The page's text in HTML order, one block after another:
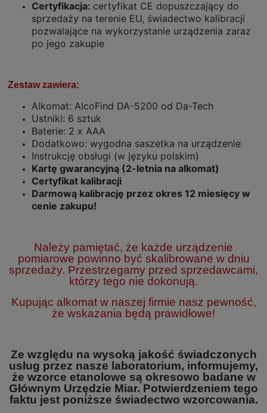
Certyfikacja: certyfikat CE dopuszczający do
sprzedaży na terenie EU, świadectwo kalibracji
pozwalające na wykorzystanie urządzenia zaraz
po jego zakupie
Zestaw zawiera:
Alkomat: AlcoFind DA-5200 od Da-Tech
Ustniki: 6 sztuk
Baterie: 2 x AAA
Dodatkowo: wygodna saszetka na urządzenie
Instrukcję obsługi (w języku polskim)
Kartę gwarancyjną (2-letnia na alkomat)
Certyfikat kalibracji
Darmową kalibrację przez okres 12 miesięcy w
cenie zakupu!
Należy pamiętać, że każde urządzenie
pomiarowe powinno być skalibrowane w dniu
sprzedaży. Przestrzegamy przed sprzedawcami,
którzy tego nie dokonują.
Kupując alkomat w naszej firmie nasz pewność,
że wskazania będą prawidłowe!
Ze względu na wysoką jakość świadczonych
usług przez nasze laboratorium, informujemy,
że wzorce etanolowe są okresowo badane w
Głównym Urzędzie Miar. Potwierdzeniem tego
faktu jest poniższe świadectwo wzorcowania.